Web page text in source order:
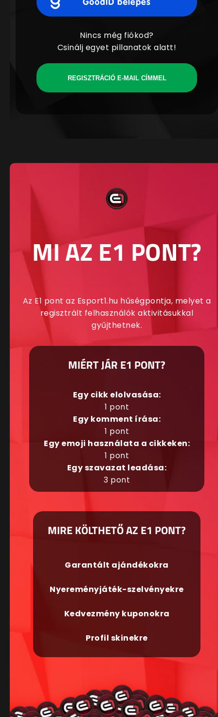
Nincs még fiókod?
Csinálj egyet pillanatok alatt!
REGISZTRÁCIÓ E-MAIL CÍMMEL
MI AZ E1 PONT?
Az E1 pont az Esport1.hu hűségpontja, melyet a
regisztrált felhasználók aktivitásukkal
gyűjthetnek.
MIÉRT JÁR E1 PONT?
Egy cikk elolvasása:
1 pont
Egy komment írása:
1 pont
Egy emoji használata a cikkeken:
1 pont
Egy szavazat leadása:
3 pont
MIRE KÖLTHETŐ AZ E1 PONT?
Garantált ajándékokra
Nyereményjáték-szelvényekre
Kedvezmény kuponokra
Profil skinekre